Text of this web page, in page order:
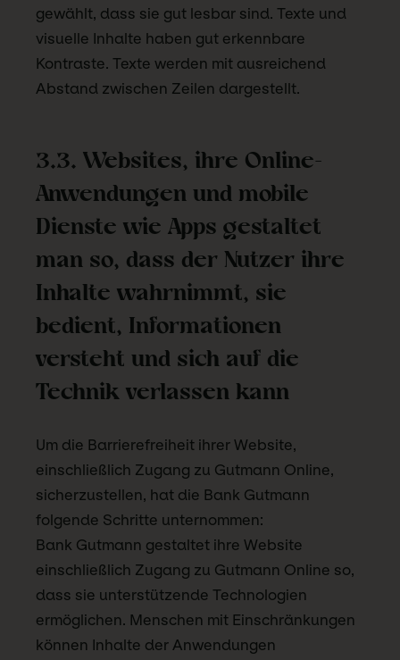
gewählt, dass sie gut lesbar sind. Texte und
visuelle Inhalte haben gut erkennbare
Kontraste. Texte werden mit ausreichend
Abstand zwischen Zeilen dargestellt.
3.3. Websites, ihre Online-
Anwendungen und mobile
Dienste wie Apps gestaltet
man so, dass der Nutzer ihre
Inhalte wahrnimmt, sie
bedient, Informationen
versteht und sich auf die
Technik verlassen kann
Um die Barrierefreiheit ihrer Website,
einschließlich Zugang zu Gutmann Online,
sicherzustellen, hat die Bank Gutmann
folgende Schritte unternommen:
Bank Gutmann gestaltet ihre Website
einschließlich Zugang zu Gutmann Online so,
dass sie unterstützende Technologien
ermöglichen. Menschen mit Einschränkungen
können Inhalte der Anwendungen